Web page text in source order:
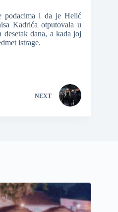
podacima i da je Helić
Kadrića otputovala u
dana, a kada joj
istrage.
NEXT